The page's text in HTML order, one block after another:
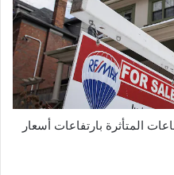
المتأثرة بارتفاعات أسعار